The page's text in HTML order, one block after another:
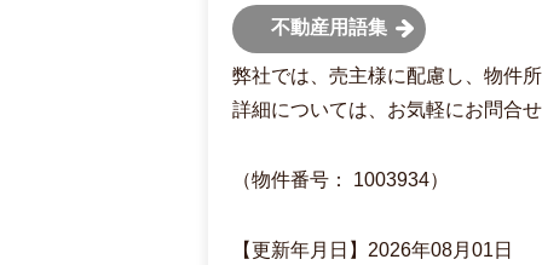
不動産用語集
弊社では、売主様に配慮し、物件
詳細については、お気軽にお問合
（物件番号： 1003934）
【更新年月日】2026年08月01日